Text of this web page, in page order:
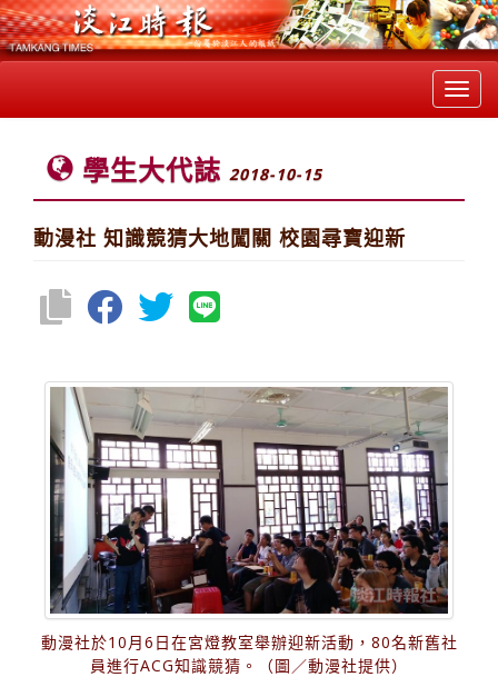
學生大代誌 2018-10-15
動漫社 知識競猜大地闖關 校園尋寶迎新
動漫社於10月6日在宮燈教室舉辦迎新活動，80名新舊社
員進行ACG知識競猜。（圖／動漫社提供）